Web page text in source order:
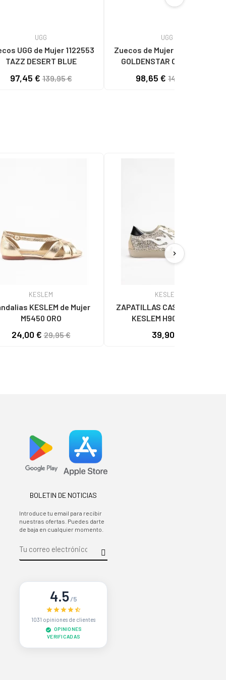
UGG
de Mujer 1122553
TAZZ DESERT BLUE
97,45 €139,95 €
UGG
Zuecos de Mujer UGG 1138252
GOLDENSTAR CLOG SAND
98,65 € 149,95 €
KESLEM
KESLEM de Mujer
M5450 ORO
24,00 €29,95 €
KESLEM
ZAPATILLAS CASUAL MUJER
KESLEM H9065 ORO
39,90 €
chevron_right
BOLETIN DE NOTICIAS
Introduce tu email para recibir
nuestras ofertas. Puedes darte
de baja en cualquier momento.
4.5/5
1031 opiniones de clientes
OPINIONES
VERIFICADAS